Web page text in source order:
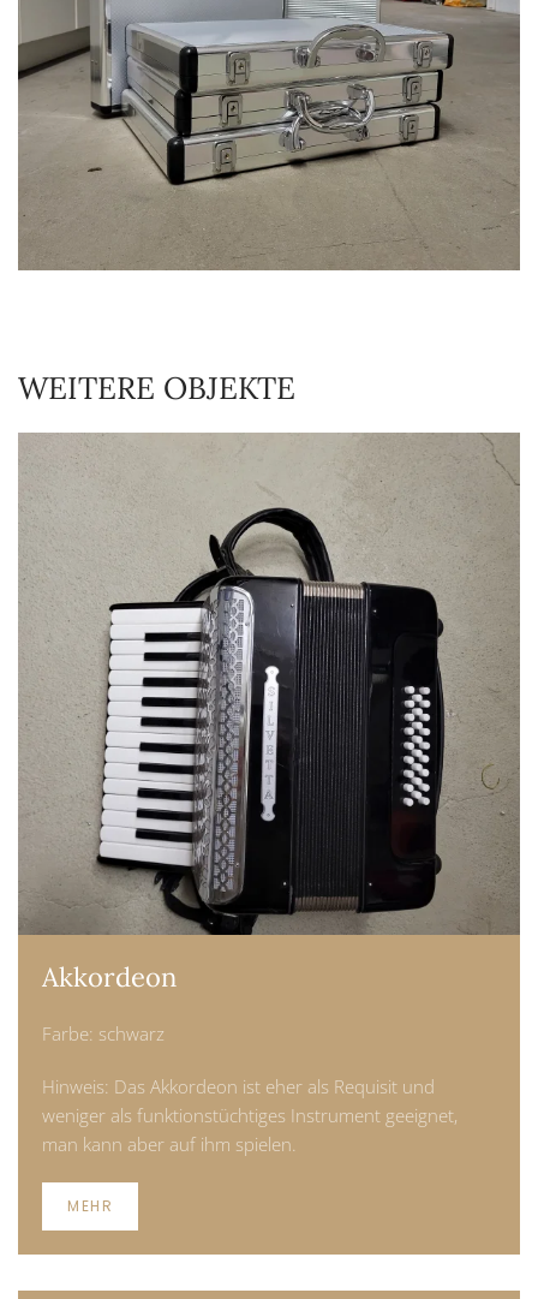
VERGRÖSSERN
WEITERE OBJEKTE
Akkordeon
Farbe: schwarz
Hinweis: Das Akkordeon ist eher als Requisit und
weniger als funktionstüchtiges Instrument geeignet,
man kann aber auf ihm spielen.
MEHR